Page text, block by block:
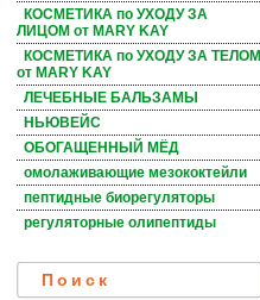
КОСМЕТИКА по УХОДУ ЗА
ЛИЦОМ от MARY KAY
КОСМЕТИКА по УХОДУ ЗА ТЕЛОМ
от MARY KAY
ЛЕЧЕБНЫЕ БАЛЬЗАМЫ
НЬЮВЕЙС
ОБОГАЩЕННЫЙ МЁД
омолаживающие мезококтейли
пептидные биорегуляторы
регуляторные олипептиды
Поиск